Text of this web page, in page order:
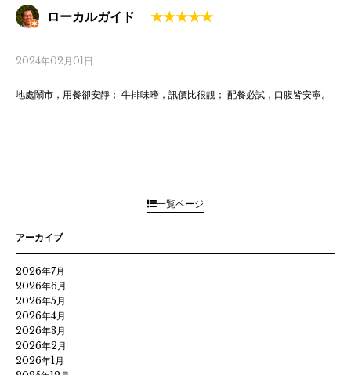
ローカルガイド
2024年02月01日
地處鬧市，用餐卻安靜； 牛排味嗜，訊價比很靚； 配餐必試，口腹皆安寧。
一覧ページ
アーカイブ
2026年7月
2026年6月
2026年5月
2026年4月
2026年3月
2026年2月
2026年1月